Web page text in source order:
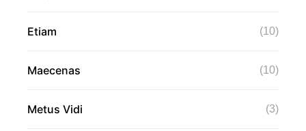
Etiam (10)
Maecenas (10)
Metus Vidi (3)